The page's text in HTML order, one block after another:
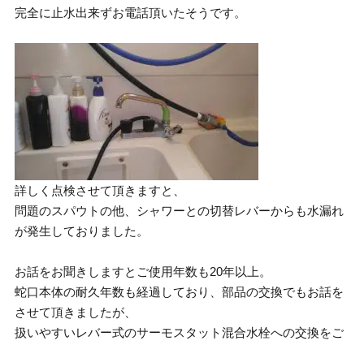
完全に止水出来ずお電話頂いたそうです。
詳しく点検させて頂きますと、
問題のスパウトの他、シャワーとの切替レバーからも水漏れ
が発生しておりました。
お話をお聞きしますとご使用年数も20年以上。
蛇口本体の耐久年数も経過しており、部品の交換でもお話を
させて頂きましたが、
扱いやすいレバー式のサーモスタット混合水栓への交換をご